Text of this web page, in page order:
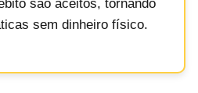
são aceitos, tornando
sem dinheiro físico.